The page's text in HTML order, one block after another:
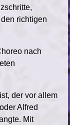
richtigen
nach
der vor allem
Alfred
Mit